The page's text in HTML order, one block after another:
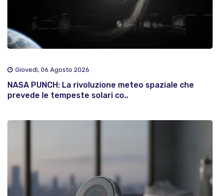
Giovedì, 06 Agosto 2026
NASA PUNCH: La rivoluzione meteo spaziale che
prevede le tempeste solari co..